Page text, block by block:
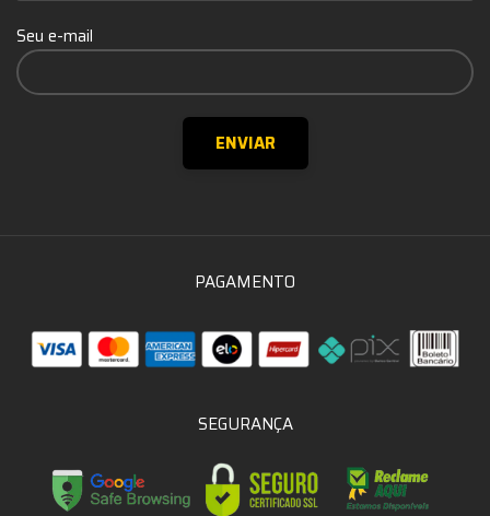
Seu e-mail
PAGAMENTO
SEGURANÇA